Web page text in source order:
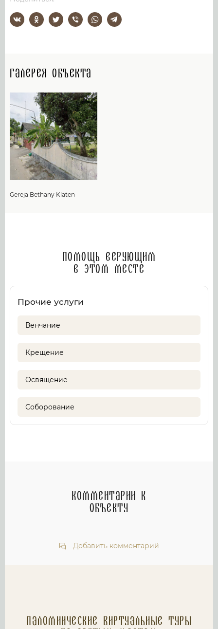
Галерея объекта
Gereja Bethany Klaten
Помощь верующим
в этом месте
Прочие услуги
Венчание
Крещение
Освящение
Соборование
Комментарии к
объекту
Добавить комментарий
Паломнические Виртуальные туры